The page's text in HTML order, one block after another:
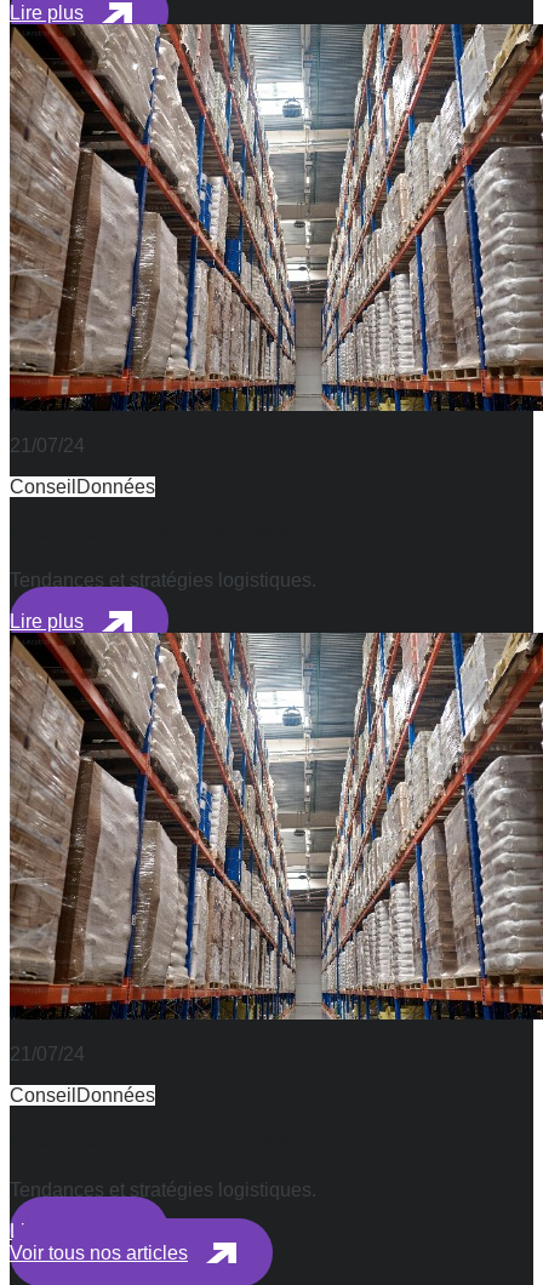
Lire plus
21/07/24
Conseil Données
Tendances et stratégies logistiques.
Lire plus
21/07/24
Conseil Données
Tendances et stratégies logistiques.
Lire plus
Voir tous nos articles